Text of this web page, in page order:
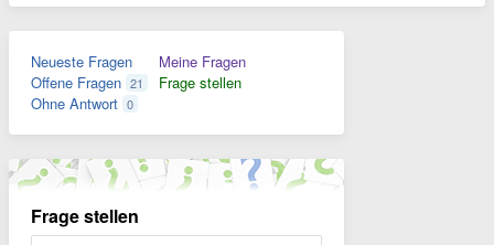
Neueste Fragen
Offene Fragen 21
Ohne Antwort 0
Meine Fragen
Frage stellen
Frage stellen